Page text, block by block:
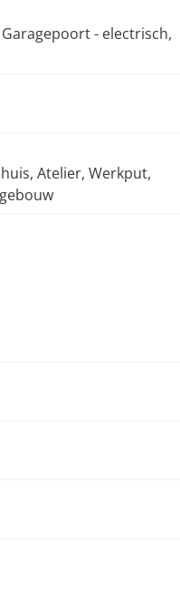
- electrisch,
Atelier, Werkput,